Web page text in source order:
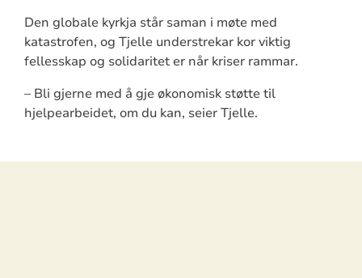
Den globale kyrkja står saman i møte med
katastrofen, og Tjelle understrekar kor viktig
fellesskap og solidaritet er når kriser rammar.
– Bli gjerne med å gje økonomisk støtte til
hjelpearbeidet, om du kan, seier Tjelle.